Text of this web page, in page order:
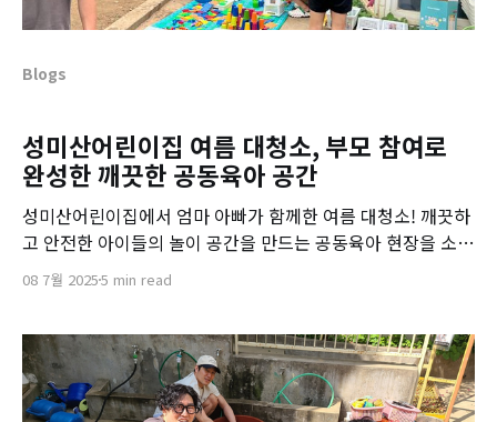
Blogs
성미산어린이집 여름 대청소, 부모 참여로
완성한 깨끗한 공동육아 공간
성미산어린이집에서 엄마 아빠가 함께한 여름 대청소! 깨끗하
고 안전한 아이들의 놀이 공간을 만드는 공동육아 현장을 소개
합니다.
08 7월 20255 min read